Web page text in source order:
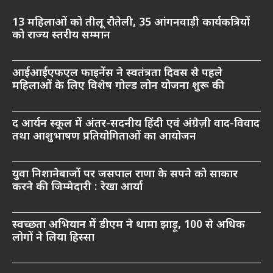
13 महिलाओं को तीलू रौतेली, 35 आंगनवाड़ी कार्यकत्रियों
को राज्य स्तरीय सम्मान
आईआईएफएल फाइनेंस ने स्वतंत्रता दिवस से पहले
महिलाओं के लिए विशेष गोल्ड लोन योजना शुरू की
द आर्यन स्कूल में अंतर-सदनीय हिंदी एवं अंग्रेज़ी वाद-विवाद
तथा आशुभाषण प्रतियोगिताओं का आयोजन
युवा निशानेबाजों पर जसपाल राणा के सपने को साकार
करने की जिम्मेदारी : रेखा आर्या
स्वच्छता अभियान में डीएम ने थामा झाड़ू, 100 से अधिक
लोगों ने लिया हिस्सा